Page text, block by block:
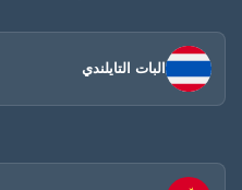
البات التايلندي